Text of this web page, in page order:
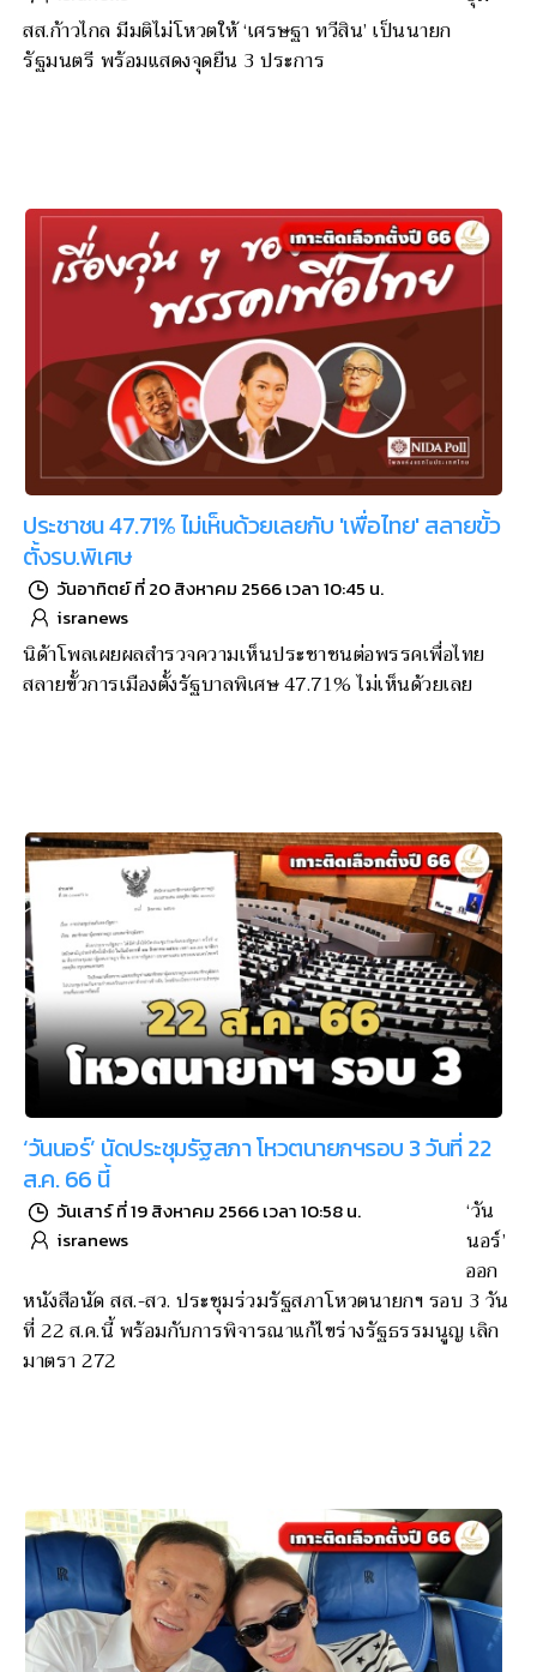
สส.ก้าวไกล มีมติไม่โหวตให้ ‘เศรษฐา ทวีสิน’ เป็นนายก
รัฐมนตรี พร้อมแสดงจุดยืน 3 ประการ
ประชาชน 47.71% ไม่เห็นด้วยเลยกับ 'เพื่อไทย' สลายขั้ว
ตั้งรบ.พิเศษ
วันอาทิตย์ ที่ 20 สิงหาคม 2566 เวลา 10:45 น.
isranews
นิด้าโพลเผยผลสำรวจความเห็นประชาชนต่อพรรคเพื่อไทย
สลายขั้วการเมืองตั้งรัฐบาลพิเศษ 47.71% ไม่เห็นด้วยเลย
‘วันนอร์’ นัดประชุมรัฐสภา โหวตนายกฯรอบ 3 วันที่ 22
ส.ค. 66 นี้
วันเสาร์ ที่ 19 สิงหาคม 2566 เวลา 10:58 น.
isranews
‘วัน
นอร์’
ออก
หนังสือนัด สส.-สว. ประชุมร่วมรัฐสภาโหวตนายกฯ รอบ 3 วัน
ที่ 22 ส.ค.นี้ พร้อมกับการพิจารณาแก้ไขร่างรัฐธรรมนูญ เลิก
มาตรา 272